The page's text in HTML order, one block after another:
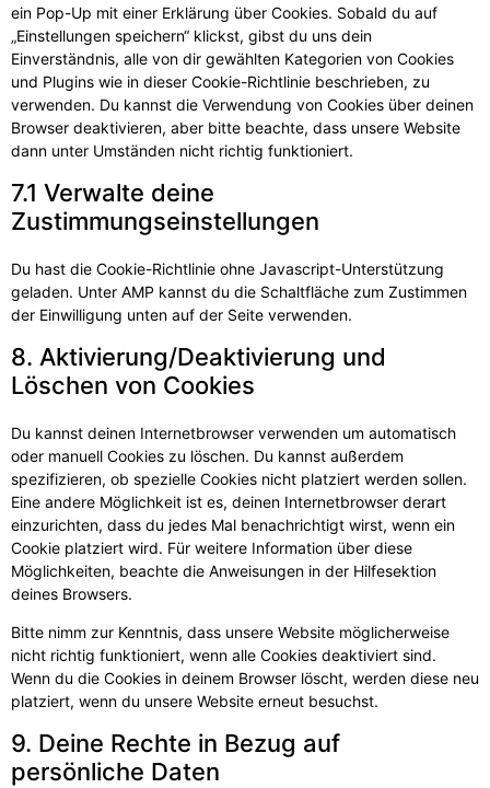
ein Pop-Up mit einer Erklärung über Cookies. Sobald du auf
„Einstellungen speichern“ klickst, gibst du uns dein
Einverständnis, alle von dir gewählten Kategorien von Cookies
und Plugins wie in dieser Cookie-Richtlinie beschrieben, zu
verwenden. Du kannst die Verwendung von Cookies über deinen
Browser deaktivieren, aber bitte beachte, dass unsere Website
dann unter Umständen nicht richtig funktioniert.
7.1 Verwalte deine
Zustimmungseinstellungen
Du hast die Cookie-Richtlinie ohne Javascript-Unterstützung
geladen. Unter AMP kannst du die Schaltfläche zum Zustimmen
der Einwilligung unten auf der Seite verwenden.
8. Aktivierung/Deaktivierung und
Löschen von Cookies
Du kannst deinen Internetbrowser verwenden um automatisch
oder manuell Cookies zu löschen. Du kannst außerdem
spezifizieren, ob spezielle Cookies nicht platziert werden sollen.
Eine andere Möglichkeit ist es, deinen Internetbrowser derart
einzurichten, dass du jedes Mal benachrichtigt wirst, wenn ein
Cookie platziert wird. Für weitere Information über diese
Möglichkeiten, beachte die Anweisungen in der Hilfesektion
deines Browsers.
Bitte nimm zur Kenntnis, dass unsere Website möglicherweise
nicht richtig funktioniert, wenn alle Cookies deaktiviert sind.
Wenn du die Cookies in deinem Browser löscht, werden diese neu
platziert, wenn du unsere Website erneut besuchst.
9. Deine Rechte in Bezug auf
persönliche Daten